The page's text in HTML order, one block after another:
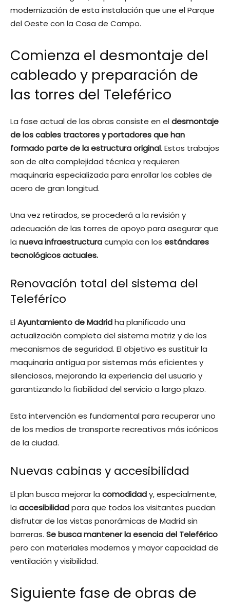
modernización de esta instalación que une el Parque
del Oeste con la Casa de Campo.
Comienza el desmontaje del
cableado y preparación de
las torres del Teleférico
La fase actual de las obras consiste en eldesmontaje
de los cables tractores y portadores que han
formado parte de la estructura original. Estos trabajos
son de alta complejidad técnica y requieren
maquinaria especializada para enrollar los cables de
acero de gran longitud.
Una vez retirados, se procederá a la revisión y
adecuación de las torres de apoyo para asegurar que
la nueva infraestructuracumpla con los estándares
tecnológicos actuales.
Renovación total del sistema del
Teleférico
ElAyuntamiento de Madridha planificado una
actualización completa del sistema motriz y de los
mecanismos de seguridad. El objetivo es sustituir la
maquinaria antigua por sistemas más eficientes y
silenciosos, mejorando la experiencia del usuario y
garantizando la fiabilidad del servicio a largo plazo.
Esta intervención es fundamental para recuperar uno
de los medios de transporte recreativos más icónicos
de la ciudad.
Nuevas cabinas y accesibilidad
El plan busca mejorar la comodidady, especialmente,
la accesibilidadpara que todos los visitantes puedan
disfrutar de las vistas panorámicas de Madrid sin
barreras. Se busca mantener la esencia del Teleférico
pero con materiales modernos y mayor capacidad de
ventilación y visibilidad.
Siguiente fase de obras de